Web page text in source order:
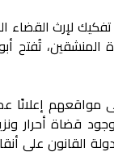
لإرث القضاء
المنشقين، تُفتح
إعلانًا
قضاة أحرار
القانون على